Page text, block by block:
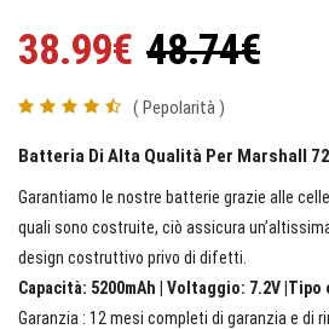
38.99€ 48.74€
( Pepolarità )
Batteria Di Alta Qualità Per Marshall
Garantiamo le nostre batterie grazie alle
quali sono costruite, ciò assicura
design costruttivo privo di difetti.
Capacità: 5200mAh | Voltaggio: 7.2V |Tipo
Garanzia : 12 mesi completi di garanzia e di